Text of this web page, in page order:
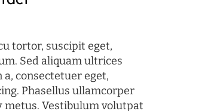
tortor, suscipit eget,
Sed aliquam ultrices
consectetuer eget,
Phasellus ullamcorper
Vestibulum volutpat